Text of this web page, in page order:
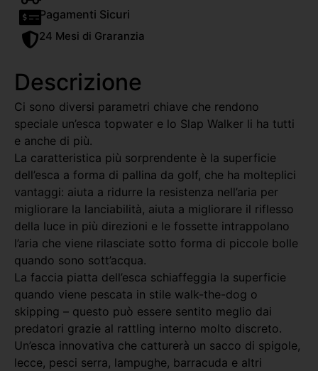
Pagamenti Sicuri
24 Mesi di Graranzia
Descrizione
Ci sono diversi parametri chiave che rendono
speciale un’esca topwater e lo Slap Walker li ha tutti
e anche di più.
La caratteristica più sorprendente è la superficie
dell’esca a forma di pallina da golf, che ha molteplici
vantaggi: aiuta a ridurre la resistenza nell’aria per
migliorare la lanciabilità, aiuta a migliorare il riflesso
della luce in più direzioni e le fossette intrappolano
l’aria che viene rilasciate sotto forma di piccole bolle
quando sono sott’acqua.
La faccia piatta dell’esca schiaffeggia la superficie
quando viene pescata in stile walk-the-dog o
skipping – questo può essere sentito meglio dai
predatori grazie al rattling interno molto discreto.
Un’esca innovativa che catturerà un sacco di spigole,
lecce, pesci serra, lampughe, barracuda e altri